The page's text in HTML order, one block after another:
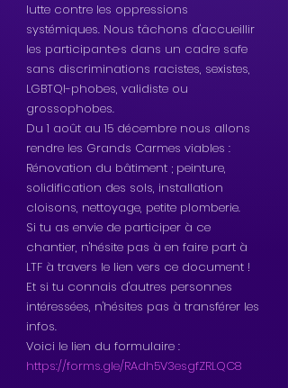
lutte contre les oppressions
systémiques. Nous tâchons d'accueillir
les participant·e·s dans un cadre safe
sans discriminations racistes, sexistes,
LGBTQI-phobes, validiste ou
grossophobes.
Du 1 août au 15 décembre nous allons
rendre les Grands Carmes viables :
Rénovation du bâtiment ; peinture,
solidification des sols, installation
cloisons, nettoyage, petite plomberie.
Si tu as envie de participer à ce
chantier, n'hésite pas à en faire part à
LTF à travers le lien vers ce document !
Et si tu connais d'autres personnes
intéressées, n'hésites pas à transférer les
infos.
Voici le lien du formulaire :
https://forms.gle/RAdh5V3esgfZRLQC8